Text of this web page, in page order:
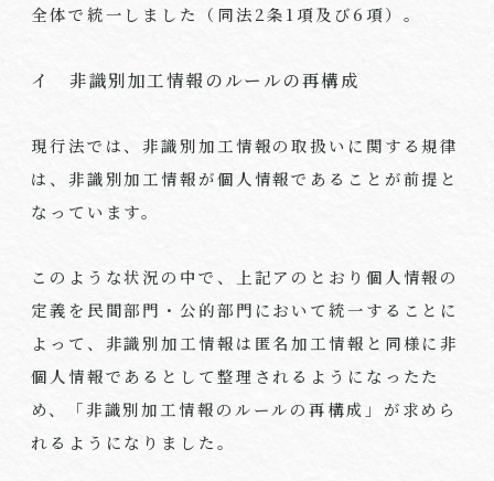
全体で統一しました（同法2条1 項及び6 項）。
イ 非識別加工情報のルールの再構成
現行法では、非識別加工情報の取扱いに関する規律
は、非識別加工情報が個人情報であることが前提と
なっています。
このような状況の中で、上記アのとおり個人情報の
定義を民間部門・公的部門において統一することに
よって、非識別加工情報は匿名加工情報と同様に非
個人情報であるとして整理されるようになったた
め、「非識別加工情報のルールの再構成」が求めら
れるようになりました。